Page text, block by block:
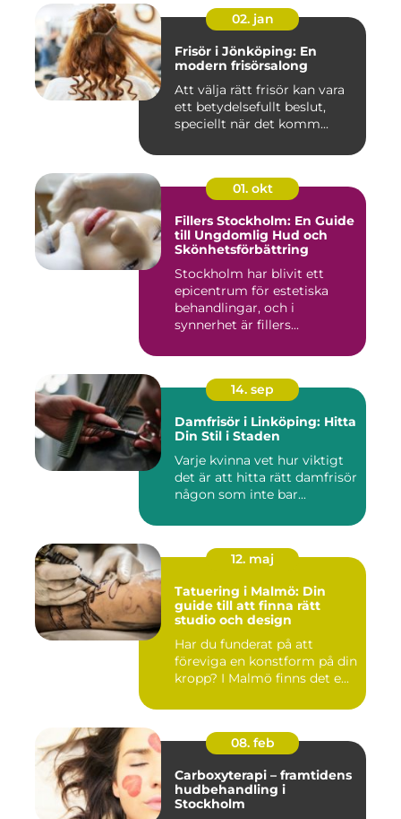
02. jan
Frisör i Jönköping: En
modern frisörsalong
Att välja rätt frisör kan vara
ett betydelsefullt beslut,
speciellt när det komm...
01. okt
Fillers Stockholm: En Guide
till Ungdomlig Hud och
Skönhetsförbättring
Stockholm har blivit ett
epicentrum för estetiska
behandlingar, och i
synnerhet är fillers...
14. sep
Damfrisör i Linköping: Hitta
Din Stil i Staden
Varje kvinna vet hur viktigt
det är att hitta rätt damfrisör
någon som inte bar...
12. maj
Tatuering i Malmö: Din
guide till att finna rätt
studio och design
Har du funderat på att
föreviga en konstform på din
kropp? I Malmö finns det e...
08. feb
Carboxyterapi – framtidens
hudbehandling i
Stockholm